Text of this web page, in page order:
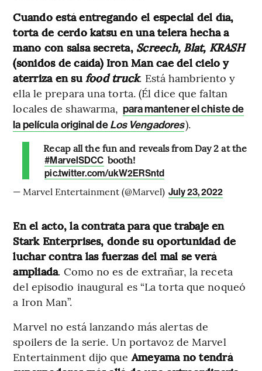
Cuando está entregando el especial del día,
torta de cerdo katsu en una telera hecha a
mano con salsa secreta, Screech, Blat, KRASH
(sonidos de caída) Iron Man cae del cielo y
aterriza en su food truck. Está hambriento y
ella le prepara una torta. (Él dice que faltan
locales de shawarma, para mantener el chiste de
la película original deLos Vengadores).
Recap all the fun and reveals from Day 2 at the
#MarvelSDCC booth!
pic.twitter.com/ukW2ERSntd
— Marvel Entertainment (@Marvel) July 23, 2022
En el acto, la contrata para que trabaje en
Stark Enterprises, donde su oportunidad de
luchar contra las fuerzas del mal se verá
ampliada. Como no es de extrañar, la receta
del episodio inaugural es “La torta que noqueó
a Iron Man”.
Marvel no está lanzando más alertas de
spoilers de la serie. Un portavoz de Marvel
Entertainment dijo que Ameyama no tendrá